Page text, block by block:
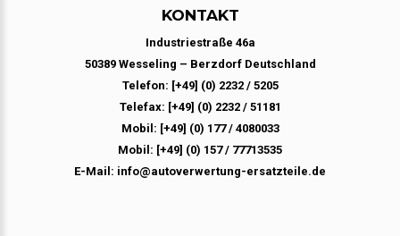
KONTAKT
Industriestraße 46a
50389 Wesseling – Berzdorf Deutschland
Telefon: [+49] (0) 2232 / 5205
Telefax: [+49] (0) 2232 / 51181
Mobil: [+49] (0) 177 / 4080033
Mobil: [+49] (0) 157 / 77713535
E-Mail: info@autoverwertung-ersatzteile.de